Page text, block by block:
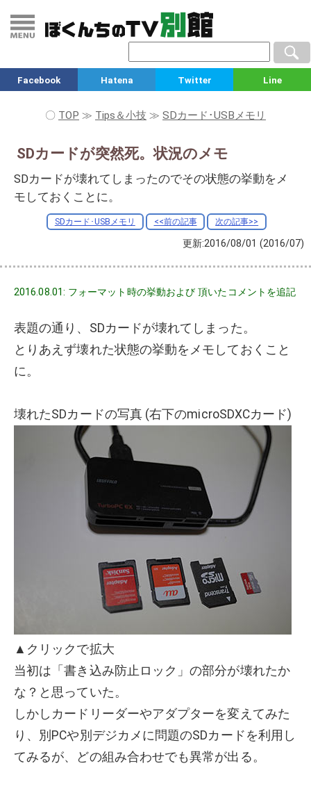
Facebook Hatena Twitter Line
〇 TOP ≫ Tips＆小技 ≫ SDカード･USBメモリ
SDカードが突然死。状況のメモ
SDカードが壊れてしまったのでその状態の挙動をメ
モしておくことに。
SDカード･USBメモリ <<前の記事 次の記事>>
更新:2016/08/01 (2016/07)
2016.08.01: フォーマット時の挙動および 頂いたコメントを追記
表題の通り、SDカードが壊れてしまった。
とりあえず壊れた状態の挙動をメモしておくこと
に。
壊れたSDカードの写真 (右下のmicroSDXCカード)
▲クリックで拡大
当初は「書き込み防止ロック」の部分が壊れたか
な？と思っていた。
しかしカードリーダーやアダプターを変えてみた
り、別PCや別デジカメに問題のSDカードを利用し
てみるが、どの組み合わせでも異常が出る。